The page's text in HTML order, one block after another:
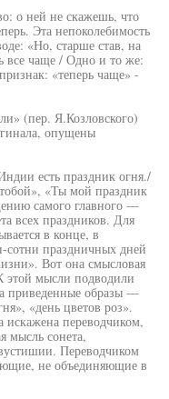
о ней не скажешь, что
Эта непоколебимость
«Но, старше став, на
все чаще / Одно и то же:
«теперь чаще» -
(пер. Я.Козловского)
опущены
есть праздник огня./
«Ты мой праздник
самого главного —
всех праздников. Для
в конце, в
сотни праздничных дней
Вот она смысловая
этой мысли подводили
приведенные образы —
«день цветов роз».
искажена переводчиком,
мысль сонета,
Переводчиком
не объединяющие в